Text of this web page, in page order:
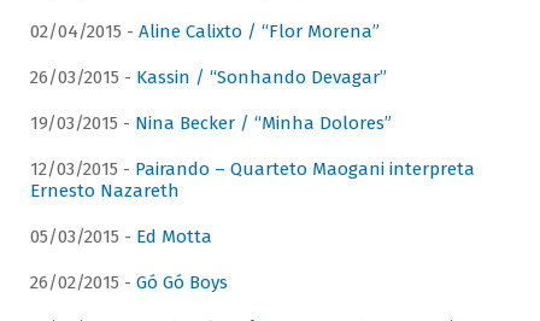
02/04/2015 - Aline Calixto / “Flor Morena”
26/03/2015 - Kassin / “Sonhando Devagar”
19/03/2015 - Nina Becker / “Minha Dolores”
12/03/2015 - Pairando – Quarteto Maogani interpreta
Ernesto Nazareth
05/03/2015 - Ed Motta
26/02/2015 - Gó Gó Boys